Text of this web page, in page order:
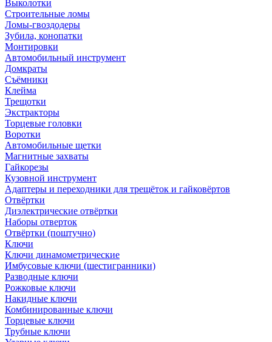
Выколотки
Строительные ломы
Ломы-гвоздодеры
Зубила, конопатки
Монтировки
Автомобильный инструмент
Домкраты
Съёмники
Клейма
Трещотки
Экстракторы
Торцевые головки
Воротки
Автомобильные щетки
Магнитные захваты
Гайкорезы
Кузовной инструмент
Адаптеры и переходники для трещёток и гайковёртов
Отвёртки
Диэлектрические отвёртки
Наборы отверток
Отвёртки (поштучно)
Ключи
Ключи динамометрические
Имбусовые ключи (шестигранники)
Разводные ключи
Рожковые ключи
Накидные ключи
Комбинированные ключи
Торцевые ключи
Трубные ключи